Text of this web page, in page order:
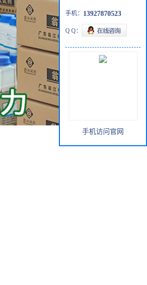
手机： 13927870523
Q Q：
手机访问官网